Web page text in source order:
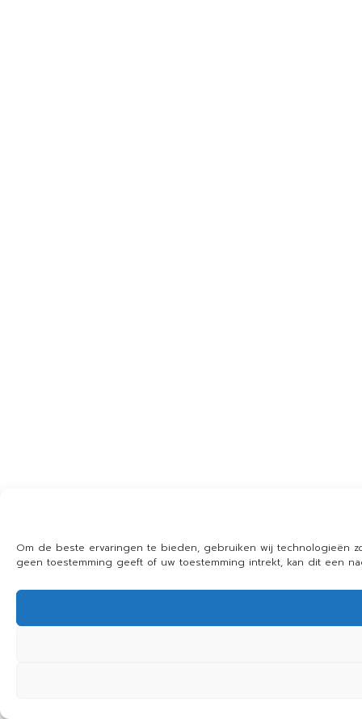
Om de beste ervaringen te bieden, gebruiken wij technologieën
geen toestemming geeft of uw toestemming intrekt, kan dit een